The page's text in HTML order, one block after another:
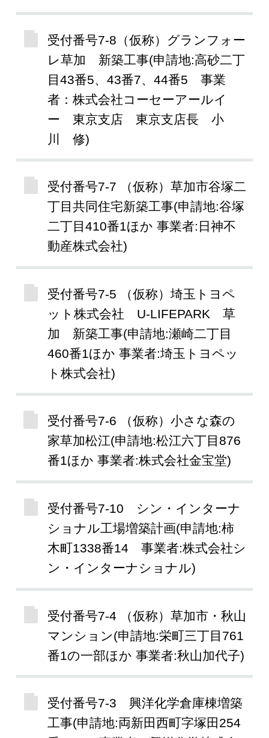
受付番号7-8（仮称）グランフォー
レ草加 新築工事(申請地:高砂二丁
目43番5、43番7、44番5 事業
者：株式会社コーセーアールイ
ー 東京支店 東京支店長 小
川 修)
受付番号7-7 （仮称）草加市谷塚二
丁目共同住宅新築工事(申請地:谷塚
二丁目410番1ほか 事業者:日神不
動産株式会社)
受付番号7-5 （仮称）埼玉トヨペ
ット株式会社 U-LIFEPARK 草
加 新築工事(申請地:瀬崎二丁目
460番1ほか 事業者:埼玉トヨペッ
ト株式会社)
受付番号7-6 （仮称）小さな森の
家草加松江(申請地:松江六丁目876
番1ほか 事業者:株式会社金宝堂)
受付番号7-10 シン・インターナ
ショナル工場増築計画(申請地:柿
木町1338番14 事業者:株式会社シ
ン・インターナショナル)
受付番号7-4 （仮称）草加市・秋山
マンション(申請地:栄町三丁目761
番1の一部ほか 事業者:秋山加代子)
受付番号7-3 興洋化学倉庫棟増築
工事(申請地:両新田西町字塚田254